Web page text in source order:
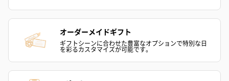
ハンドタオル・ハンカチ
ハンドタオル・ハンカチを同梱してお届けいたします。ギフトへ
の＋αにおすすめです。
オーダーメイドギフト
ギフトシーンに合わせた豊富なオプションで特別な日
を彩るカスタマイズが可能です。